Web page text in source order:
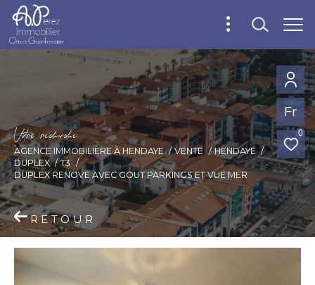
Fr
0
Vore recece
AGENCE IMMOBILIÈRE À HENDAYE VENTE
HENDAYE
DUPLEX
T3
DUPLEX RENOVE AVEC GOUT PARKINGS ET VUE MER
RETOUR